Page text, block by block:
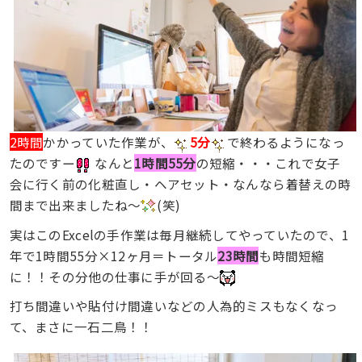
2時間かかっていた作業が、 5分
で終わるようになっ
たのですー
なんと1時間55分の短縮・・・これで女子
会に行く前の化粧直し・ヘアセット・なんなら着替えの時
間まで出来ましたね〜
(笑)
実はこのExcelの手作業は毎月継続してやっていたので、1
年で1時間55分×12ヶ月＝トータル23時間も時間短縮
に！！その分他の仕事に手が回る〜
打ち間違いや貼付け間違いなどの人為的ミスもなくなっ
て、まさに一石二鳥！！